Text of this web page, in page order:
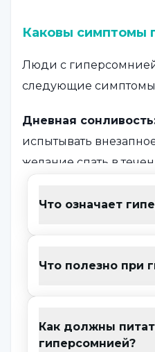
Каковы симптомы
Люди с
следующие
Дневная
испытывать
желание спать в
происходить и во
повседневной
Чувство усталости
Несмотря на
продолжительность
Что означает
Что полезно при
Как должны
гиперсомнией?